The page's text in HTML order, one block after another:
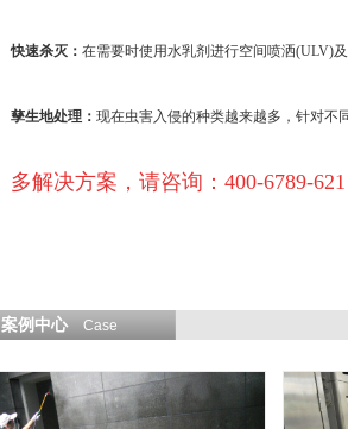
快速杀灭： 在需要时使用水乳剂进行空间喷洒(ULV)
孳生地处理： 现在虫害入侵的种类越来越多，针对不
多解决方案，请咨询：400-6789-621
案例中心 Case